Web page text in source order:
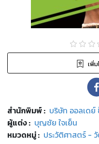
เพิ่
สำนักพิมพ์: บริษัท ออลเดย์
ผู้แต่ง : บุญชัย ใจเย็น
หมวดหมู่: ประวัติศาสตร์ -